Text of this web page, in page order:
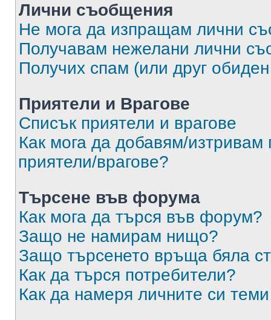
Лични съобщения
Не мога да изпращам лични
Получавам нежелани лични
Получих спам (или друг
Приятели и Врагове
Списък приятели и врагове
Как мога да добавям/изтривам
приятели/врагове?
Търсене във форума
Как мога да търся във форум?
Защо не намирам нищо?
Защо търсенето връща бяла
Как да търся потребители?
Как да намеря личните си